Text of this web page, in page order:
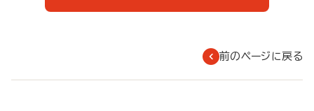
前のページに戻る